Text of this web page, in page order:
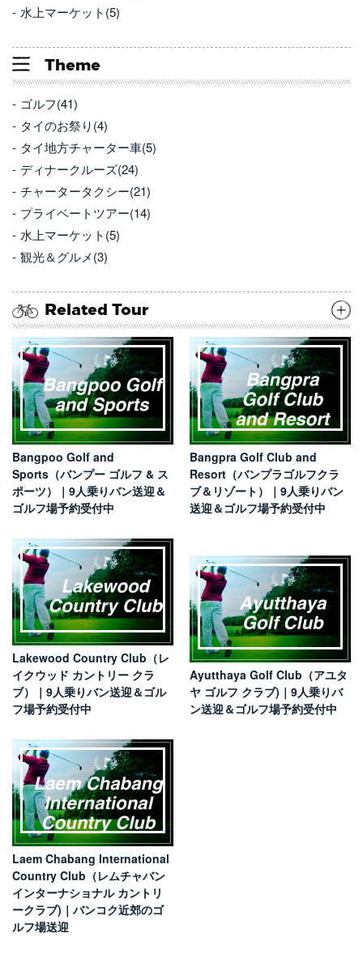
水上マーケット(5)
Theme
ゴルフ(41)
タイのお祭り(4)
タイ地方チャーター車(5)
ディナークルーズ(24)
チャータータクシー(21)
プライベートツアー(14)
水上マーケット(5)
観光＆グルメ(3)
Related Tour
Bangpoo Golf and
Sports（バンプー ゴルフ & ス
ポーツ）｜9人乗りバン送迎＆
ゴルフ場予約受付中
Bangpra Golf Club and
Resort（バンプラゴルフクラ
ブ＆リゾート）｜9人乗りバン
送迎＆ゴルフ場予約受付中
Lakewood Country Club（レ
イクウッド カントリー クラ
ブ）｜9人乗りバン送迎＆ゴル
フ場予約受付中
Ayutthaya Golf Club（アユタ
ヤ ゴルフ クラブ)｜9人乗りバ
ン送迎＆ゴルフ場予約受付中
Laem Chabang International
Country Club（レムチャバン
インターナショナル カントリ
ークラブ)｜バンコク近郊のゴ
ルフ場送迎